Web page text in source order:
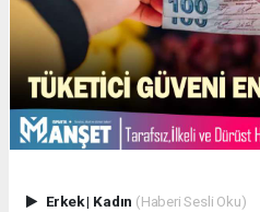
Erkek| Kadın (Haberi Sesli Oku)